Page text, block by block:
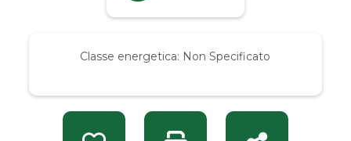
Classe energetica: Non Specificato
Da € 20.000 a € 50.000